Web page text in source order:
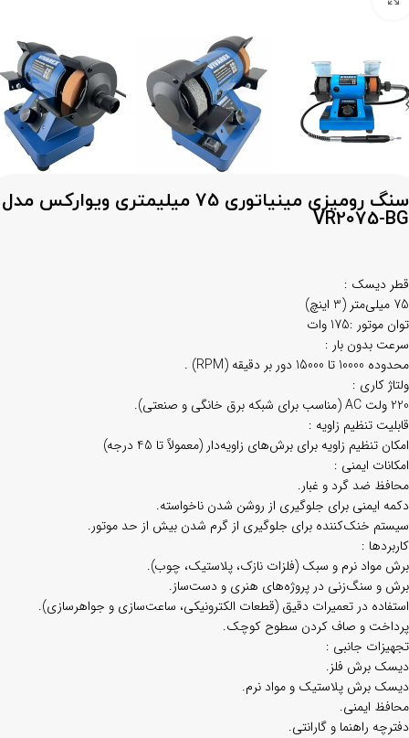
سنگ رومیزی مینیاتوری 75 میلیمتری ویوارکس مدل
VR2075-BG
قطر دیسک :
75 میلی‌متر (3 اینچ)
توان موتور :175 وات
سرعت بدون بار :
محدوده 10000 تا 15000 دور بر دقیقه (RPM) .
ولتاژ کاری :
220 ولت AC (مناسب برای شبکه برق خانگی و صنعتی).
قابلیت تنظیم زاویه :
امکان تنظیم زاویه برای برش‌های زاویه‌دار (معمولاً تا 45 درجه)
امکانات ایمنی :
محافظ ضد گرد و غبار.
دکمه ایمنی برای جلوگیری از روشن شدن ناخواسته.
سیستم خنک‌کننده برای جلوگیری از گرم شدن بیش از حد موتور.
کاربردها :
برش مواد نرم و سبک (فلزات نازک، پلاستیک، چوب).
برش و سنگ‌زنی در پروژه‌های هنری و دست‌ساز.
استفاده در تعمیرات دقیق (قطعات الکترونیکی، ساعت‌سازی و جواهرسازی).
پرداخت و صاف کردن سطوح کوچک.
تجهیزات جانبی :
دیسک برش فلز.
دیسک برش پلاستیک و مواد نرم.
محافظ ایمنی.
دفترچه راهنما و گارانتی.